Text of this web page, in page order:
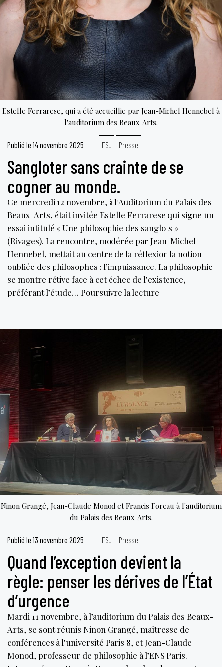
Estelle Ferrarese, qui a été accueillie par Jean-Michel Hennebel à
l'auditorium des Beaux-Arts.
Publié le 14 novembre 2025 ESJ Presse
Sangloter sans crainte de se
cogner au monde.
Ce mercredi 12 novembre, à l’Auditorium du Palais des
Beaux-Arts, était invitée Estelle Ferrarese qui signe un
essai intitulé « Une philosophie des sanglots »
(Rivages). La rencontre, modérée par Jean-Michel
Hennebel, mettait au centre de la réflexion la notion
oubliée des philosophes : l’impuissance. La philosophie
se montre rétive face à cet échec de l’existence,
préférant l’étude… Poursuivre la lecture
de
monde.
Ninon Grangé, Jean-Claude Monod et Francis Foreau à l'auditorium
du Palais des Beaux-Arts.
Publié le 13 novembre 2025 ESJ Presse
Quand l’exception devient la
règle: penser les dérives de l’État
d’urgence
Mardi 11 novembre, à l’auditorium du Palais des Beaux-
Arts, se sont réunis Ninon Grangé, maîtresse de
conférences à l’université Paris 8, et Jean-Claude
Monod, professeur de philosophie à l’ENS Paris.